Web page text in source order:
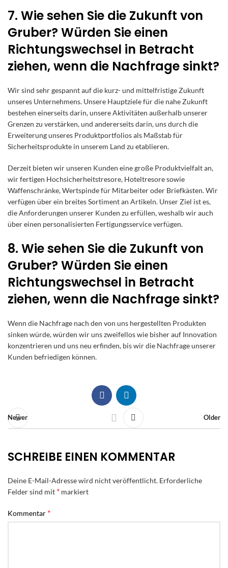
7. Wie sehen Sie die Zukunft von
Gruber? Würden Sie einen
Richtungswechsel in Betracht
ziehen, wenn die Nachfrage sinkt?
Wir sind sehr gespannt auf die kurz- und mittelfristige Zukunft
unseres Unternehmens. Unsere Hauptziele für die nahe Zukunft
bestehen einerseits darin, unsere Aktivitäten außerhalb unserer
Grenzen zu verstärken, und andererseits darin, uns durch die
Erweiterung unseres Produktportfolios als Maßstab für
Sicherheitsprodukte in unserem Land zu etablieren.
Derzeit bieten wir unseren Kunden eine große Produktvielfalt an,
wir fertigen Hochsicherheitstresore, Hoteltresore sowie
Waffenschränke, Wertspinde für Mitarbeiter oder Briefkästen. Wir
verfügen über ein breites Sortiment an Artikeln. Unser Ziel ist es,
die Anforderungen unserer Kunden zu erfüllen, weshalb wir auch
über einen personalisierten Fertigungsservice verfügen.
8. Wie sehen Sie die Zukunft von
Gruber? Würden Sie einen
Richtungswechsel in Betracht
ziehen, wenn die Nachfrage sinkt?
Wenn die Nachfrage nach den von uns hergestellten Produkten
sinken würde, würden wir uns zweifellos wie bisher auf Innovation
konzentrieren und uns neu erfinden, bis wir die Nachfrage unserer
Kunden befriedigen können.
Newer Older
SCHREIBE EINEN KOMMENTAR
Deine E-Mail-Adresse wird nicht veröffentlicht. Erforderliche
Felder sind mit * markiert
Kommentar *